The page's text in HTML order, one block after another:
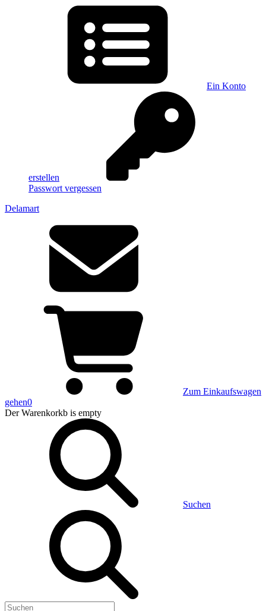
Ein Konto
erstellen
Passwort vergessen
Delamart
Zum Einkaufswagen
gehen0
Der Warenkorkb is empty
Suchen